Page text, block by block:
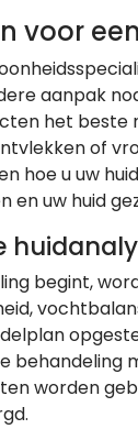
voor
aanpak
het beste
of
hoe u uw
en uw huid
begint,
behandeling
worden